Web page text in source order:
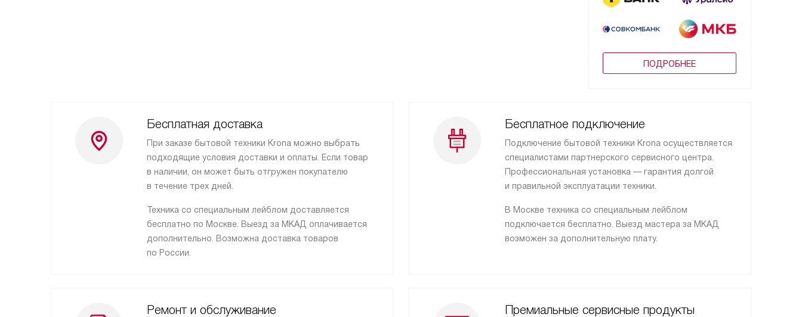
ПОДРОБНЕЕ
Бесплатная доставка
При заказе бытовой техники Krona можно выбрать
подходящие условия доставки и оплаты. Если товар
в наличии, он может быть отгружен покупателю
в течение трех дней.
Техника со специальным лейблом доставляется
бесплатно по Москве. Выезд за МКАД оплачивается
дополнительно. Возможна доставка товаров
по России.
Бесплатное подключение
Подключение бытовой техники Krona осуществляется
специалистами партнерского сервисного центра.
Профессиональная установка — гарантия долгой
и правильной эксплуатации техники.
В Москве техника со специальным лейблом
подключается бесплатно. Выезд мастера за МКАД
возможен за дополнительную плату.
Ремонт и обслуживание Премиальные сервисные продукты